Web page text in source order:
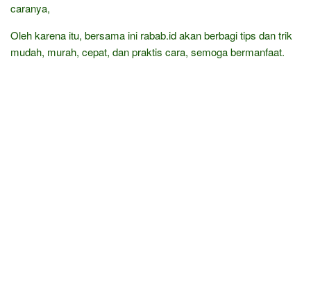
caranya,
Oleh karena itu, bersama ini rabab.id akan berbagi tips dan trik
mudah, murah, cepat, dan praktis cara, semoga bermanfaat.